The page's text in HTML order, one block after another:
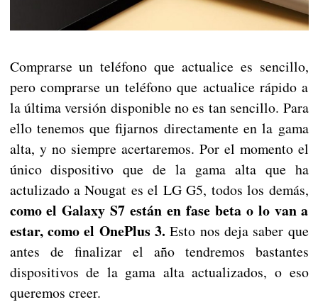
Comprarse un teléfono que actualice es sencillo,
pero comprarse un teléfono que actualice rápido a
la última versión disponible no es tan sencillo. Para
ello tenemos que fijarnos directamente en la gama
alta, y no siempre acertaremos. Por el momento el
único dispositivo que de la gama alta que ha
actulizado a Nougat es el LG G5, todos los demás,
como el Galaxy S7 están en fase beta o lo van a
estar, como el OnePlus 3. Esto nos deja saber que
antes de finalizar el año tendremos bastantes
dispositivos de la gama alta actualizados, o eso
queremos creer.